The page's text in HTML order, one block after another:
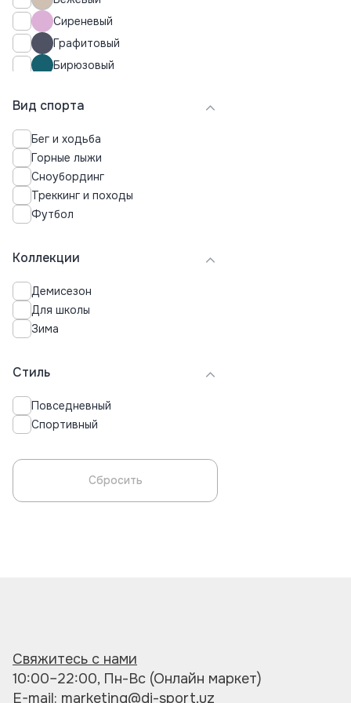
44
d44
46
48
52
56
58
98
104
110
128
152
164
176
Сиреневый
Графитовый
Бирюзовый
Изумрудный
Вид спорта
Бег и ходьба
Горные лыжи
Сноубординг
Треккинг и походы
Футбол
Коллекции
Демисезон
Для школы
Зима
Стиль
Повседневный
Спортивный
Сбросить
Свяжитесь с нами
10:00–22:00, Пн-Вс (Онлайн маркет)
E-mail: marketing@di-sport.uz